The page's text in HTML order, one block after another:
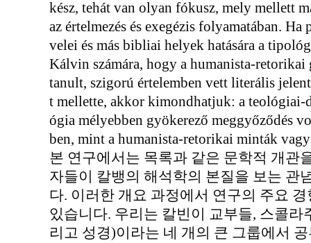
kész, tehát van olyan fókusz, mely mellett
az értelmezés és exegézis folyamatában.
velei és más bibliai helyek hatására a
Kálvin számára, hogy a humanista-
tanult, szigorú értelemben vett literális
t mellette, akkor kimondhatjuk: a
ógia mélyebben gyökerező meggyőződés
ben, mint a humanista-retorikai minták
본 연구에서는 목록과 같은 문학적 개관
자들이 칼뱅의 해석학의 본질을 보는 관
다. 이러한 개요 과정에서 연구의 주요
있습니다. 우리는 칼빈이 교부들, 스콜
리고 성경)이라는 네 개의 큰 그룹에서